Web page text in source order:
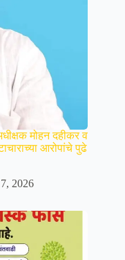
मोहन दहीकर व
आरोपांचे पुढे
2026